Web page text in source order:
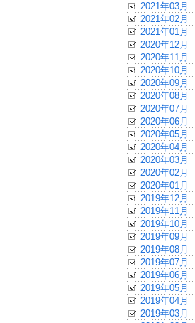
2021年03月
2021年02月
2021年01月
2020年12月
2020年11月
2020年10月
2020年09月
2020年08月
2020年07月
2020年06月
2020年05月
2020年04月
2020年03月
2020年02月
2020年01月
2019年12月
2019年11月
2019年10月
2019年09月
2019年08月
2019年07月
2019年06月
2019年05月
2019年04月
2019年03月